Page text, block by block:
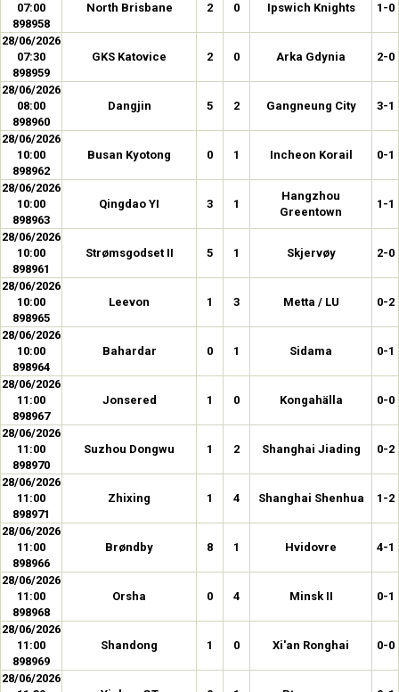
07:00
898958
North Brisbane 2 0 Ipswich Knights 1-0
28/06/2026
07:30
898959
GKS Katovice 2 0 Arka Gdynia 2-0
28/06/2026
08:00
898960
Dangjin 5 2 Gangneung City 3-1
28/06/2026
10:00
898962
Busan Kyotong 0 1 Incheon Korail 0-1
28/06/2026
10:00
898963
Qingdao YI 3 1
Hangzhou
Greentown
1-1
28/06/2026
10:00
898961
Strømsgodset II 5 1 Skjervøy 2-0
28/06/2026
10:00
898965
Leevon 1 3 Metta / LU 0-2
28/06/2026
10:00
898964
Bahardar 0 1 Sidama 0-1
28/06/2026
11:00
898967
Jonsered 1 0 Kongahälla 0-0
28/06/2026
11:00
898970
Suzhou Dongwu 1 2 Shanghai Jiading 0-2
28/06/2026
11:00
898971
Zhixing 1 4 Shanghai Shenhua 1-2
28/06/2026
11:00
898966
Brøndby 8 1 Hvidovre 4-1
28/06/2026
11:00
898968
Orsha 0 4 Minsk II 0-1
28/06/2026
11:00
898969
Shandong 1 0 Xi'an Ronghai 0-0
28/06/2026